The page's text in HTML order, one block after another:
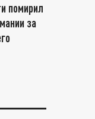
помирил
за